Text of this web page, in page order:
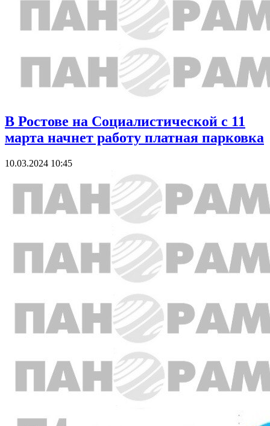
В Ростове на Социалистической с 11
марта начнет работу платная парковка
10.03.2024 10:45